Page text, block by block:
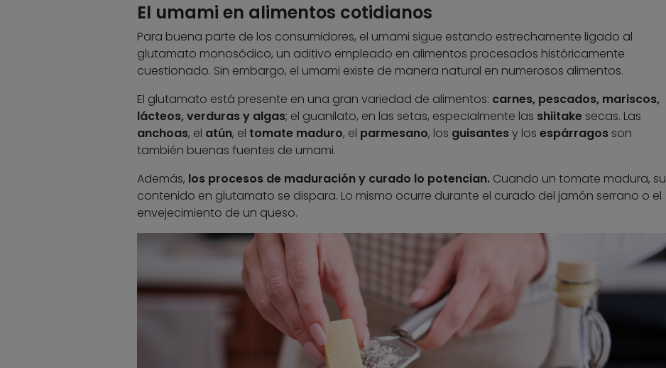
El umami en alimentos cotidianos
Para buena parte de los consumidores, el umami sigue estando estrechamente ligado al
glutamato monosódico, un aditivo empleado en alimentos procesados históricamente
cuestionado. Sin embargo, el umami existe de manera natural en numerosos alimentos.
El glutamato está presente en una gran variedad de alimentos: carnes, pescados, mariscos,
lácteos, verduras y algas; el guanilato, en las setas, especialmente las shiitake secas. Las
anchoas, el atún, el tomate maduro, el parmesano, los guisantesy los espárragos son
también buenas fuentes de umami.
Además, los procesos de maduración y curado lo potencian. Cuando un tomate madura, su
contenido en glutamato se dispara. Lo mismo ocurre durante el curado del jamón serrano o el
envejecimiento de un queso.